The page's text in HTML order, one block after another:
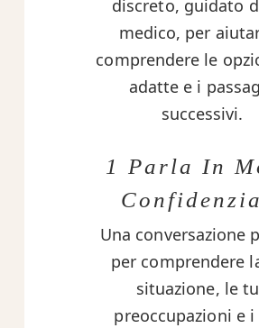
discreto, guidato
medico, per
comprendere le
adatte e i
successivi.
1 Parla In
Una conversazione
per comprendere
situazione, le
preoccupazioni e